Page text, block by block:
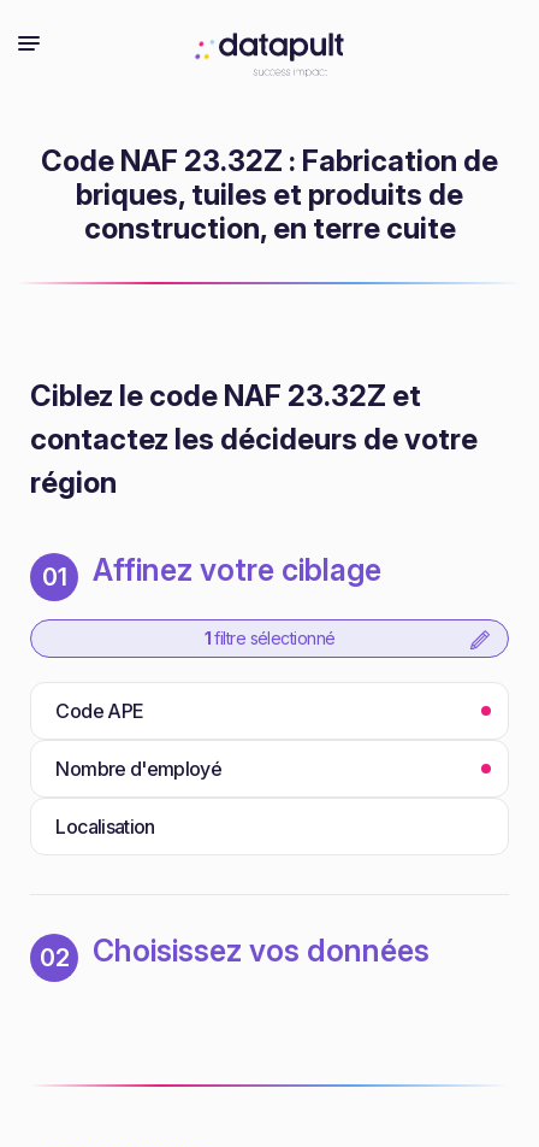
Code NAF 23.32Z : Fabrication de
briques, tuiles et produits de
construction, en terre cuite
Ciblez le code NAF 23.32Z et
contactez les décideurs de votre
région
01 Affinez votre ciblage
1 filtre sélectionné
Code APE
Nombre d'employé
Localisation
02 Choisissez vos données